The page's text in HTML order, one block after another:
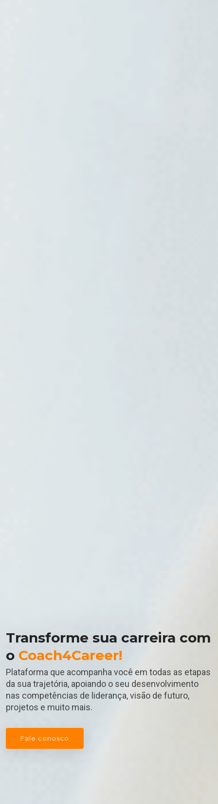
Transforme sua carreira com
o Coach4Career!
Plataforma que acompanha você em todas as etapas
da sua trajetória, apoiando o seu desenvolvimento
nas competências de liderança, visão de futuro,
projetos e muito mais.
Fale conosco